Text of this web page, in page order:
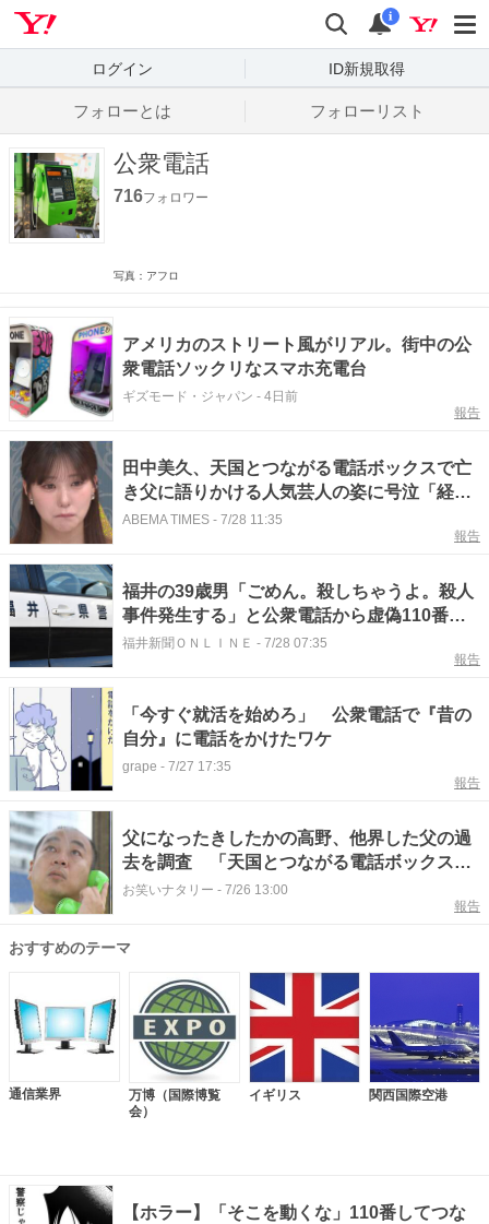
検索
通知
i
ログイン ID新規取得
フォローとは フォローリスト
公衆電話
716フォロワー
写真：アフロ
アメリカのストリート風がリアル。街中の公
衆電話ソックリなスマホ充電台
ギズモード・ジャパン - 4日前
報告
田中美久、天国とつながる電話ボックスで亡
き父に語りかける人気芸人の姿に号泣「経験
人数が2人って素敵」
ABEMA TIMES - 7/28 11:35
報告
福井の39歳男「ごめん。殺しちゃうよ。殺人
事件発生する」と公衆電話から虚偽110番、
容疑で逮捕 福井南署
福井新聞ＯＮＬＩＮＥ - 7/28 07:35
報告
「今すぐ就活を始めろ」 公衆電話で『昔の
自分』に電話をかけたワケ
grape - 7/27 17:35
報告
父になったきしたかの高野、他界した父の過
去を調査 「天国とつながる電話ボックス」
で涙
お笑いナタリー - 7/26 13:00
報告
おすすめのテーマ
通信業界
万博（国際博覧
会）
イギリス 関西国際空港
【ホラー】「そこを動くな」110番してつな